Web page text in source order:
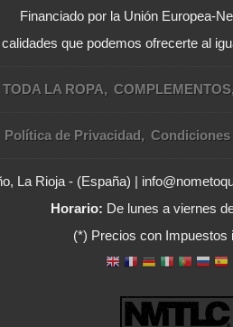
Financiado por la Unión Europea-
que podemos ofrecerte al
TODA LA ROPA COMPLEMENTOS
Política de Privacidad
La Rioja - (España) |
Horario: De lunes a viernes
(*) Precios con Impuestos